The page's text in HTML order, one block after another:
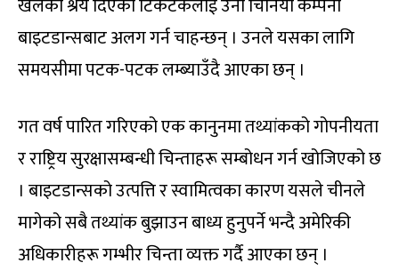
बाइटडान्सबाट अलग गर्न चाहन्छन् । उनले यसका लागि
समयसीमा पटक-पटक लम्ब्याउँदै आएका छन् ।
गत वर्ष पारित गरिएको एक कानुनमा तथ्यांकको गोपनीयता
र राष्ट्रिय सुरक्षासम्बन्धी चिन्ताहरू सम्बोधन गर्न खोजिएको छ
। बाइटडान्सको उत्पत्ति र स्वामित्वका कारण यसले चीनले
मागेको सबै तथ्यांक बुझाउन बाध्य हुनुपर्ने भन्दै अमेरिकी
अधिकारीहरू गम्भीर चिन्ता व्यक्त गर्दै आएका छन् ।